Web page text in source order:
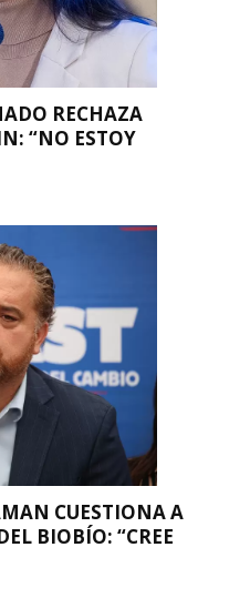
RECHAZA
“NO ESTOY
CUESTIONA A
BIOBÍO: “CREE